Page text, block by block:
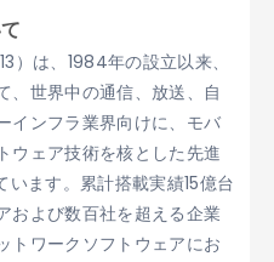
）は、1984年の設立以来、
、世界中の通信、放送、自
インフラ業界向けに、モバ
ウェア技術を核とした先進
ます。累計搭載実績15億台
および数百社を超える企業
トワークソフトウェアにお